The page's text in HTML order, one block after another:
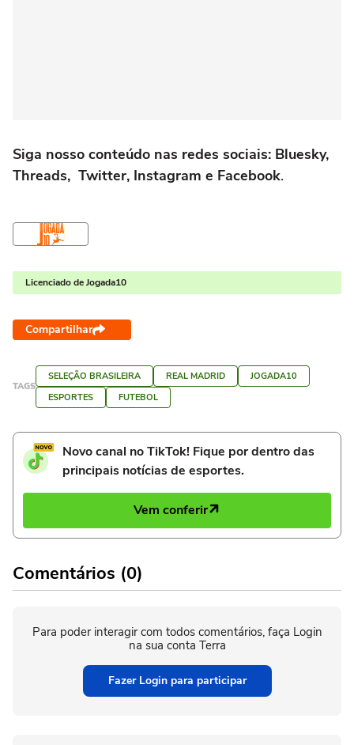
Siga nosso conteúdo nas redes sociais: Bluesky,
Threads, Twitter, Instagram e Facebook.
Licenciado de Jogada10
Compartilhar
TAGS
SELEÇÃO BRASILEIRA REAL MADRID
JOGADA10
ESPORTES
FUTEBOL
Novo canal no TikTok! Fique por dentro das
principais notícias de esportes.
Vem conferir
Comentários (0)
Para poder interagir com todos comentários, faça Login
na sua conta Terra
Fazer Login para participar